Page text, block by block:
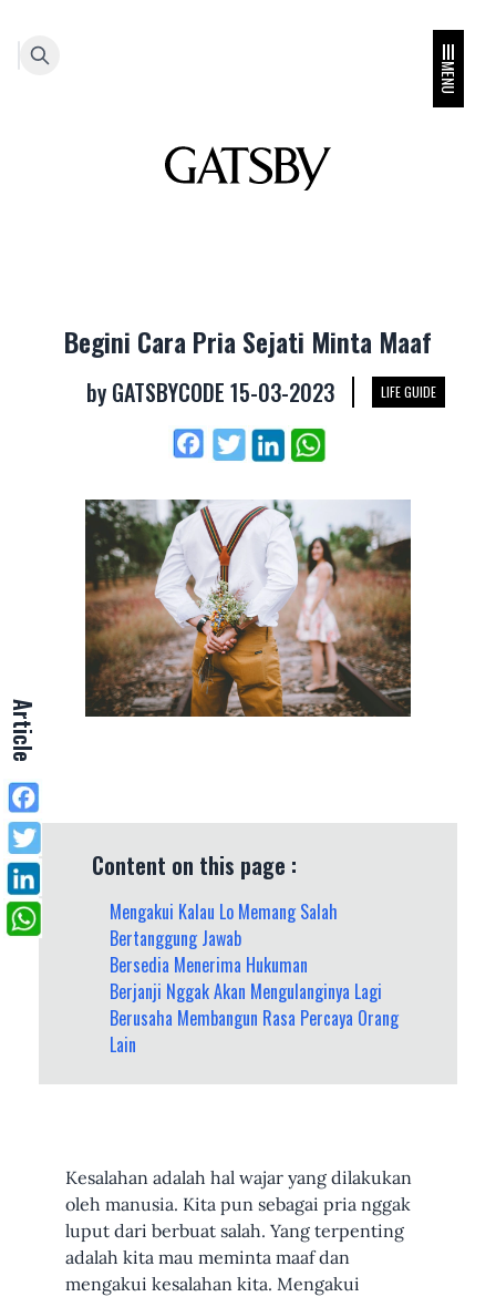
MENU
Begini Cara Pria Sejati Minta Maaf
by GATSBYCODE 15-03-2023 LIFE GUIDE
Article
Content on this page :
Mengakui Kalau Lo Memang Salah
Bertanggung Jawab
Bersedia Menerima Hukuman
Berjanji Nggak Akan Mengulanginya Lagi
Berusaha Membangun Rasa Percaya Orang
Lain
Kesalahan adalah hal wajar yang dilakukan
oleh manusia. Kita pun sebagai pria nggak
luput dari berbuat salah. Yang terpenting
adalah kita mau meminta maaf dan
mengakui kesalahan kita. Mengakui